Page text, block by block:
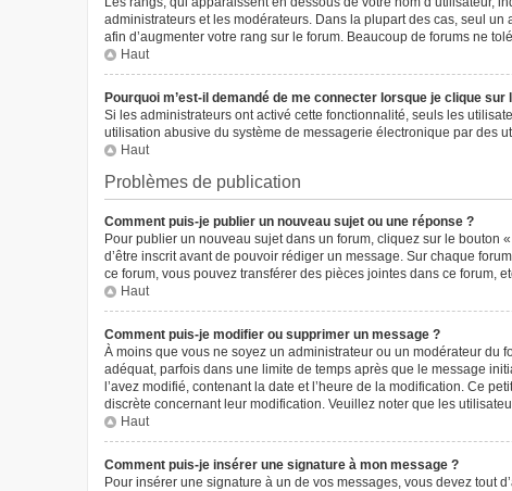
administrateurs et les modérateurs. Dans la plupart des cas, seul
afin d’augmenter votre rang sur le forum. Beaucoup de forums ne
Haut
Pourquoi m’est-il demandé de me connecter lorsque je clique
Si les administrateurs ont activé cette fonctionnalité, seuls les
utilisation abusive du système de messagerie électronique par des
Haut
Problèmes de publication
Comment puis-je publier un nouveau sujet ou une réponse ?
Pour publier un nouveau sujet dans un forum, cliquez sur le
d’être inscrit avant de pouvoir rédiger un message. Sur chaque
ce forum, vous pouvez transférer des pièces jointes dans ce forum,
Haut
Comment puis-je modifier ou supprimer un message ?
À moins que vous ne soyez un administrateur ou un modérateur du
adéquat, parfois dans une limite de temps après que le message
l’avez modifié, contenant la date et l’heure de la modification. Ce
discrète concernant leur modification. Veuillez noter que les
Haut
Comment puis-je insérer une signature à mon message ?
Pour insérer une signature à un de vos messages, vous devez tout